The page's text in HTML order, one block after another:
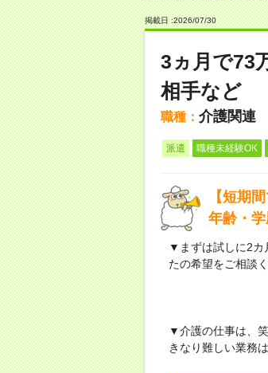
掲載日 :2026/07/30
3ヵ月で73
相手など
職種： 介護関連
派遣 職種未経験OK
【短期
年齢・
▼まずは試しに2カ
たの希望をご相談
▼介護の仕事は、
きなり難しい業務